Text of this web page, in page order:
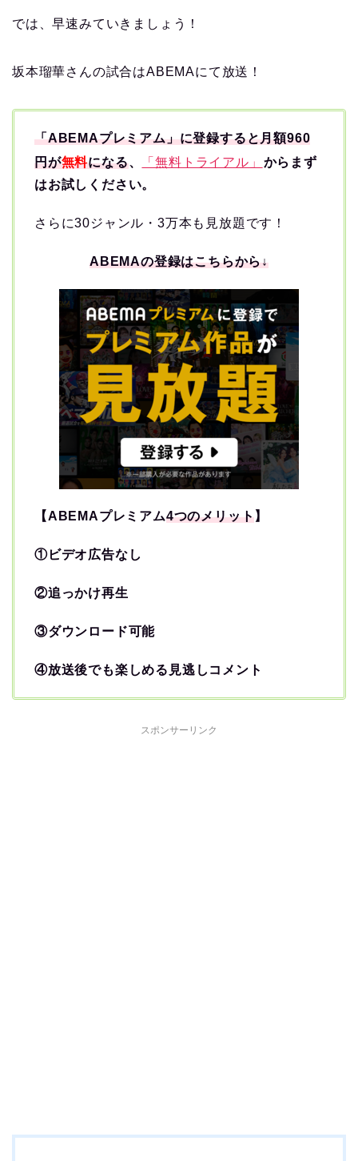
では、早速みていきましょう！
坂本瑠華さんの試合はABEMAにて放送！
「ABEMAプレミアム」に登録すると月額960
円が無料になる、 「無料トライアル」 からまず
はお試しください。
さらに30ジャンル・3万本も見放題です！
ABEMAの登録はこちらから↓
【ABEMAプレミアム4つのメリット】
①ビデオ広告なし
②追っかけ再生
③ダウンロード可能
④放送後でも楽しめる見逃しコメント
スポンサーリンク